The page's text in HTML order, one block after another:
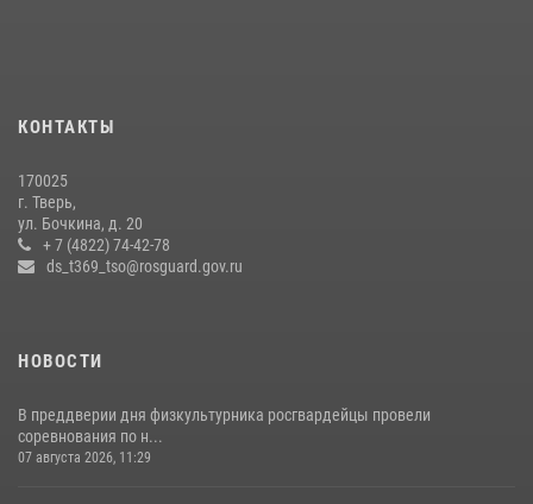
(видео)
Росгвардейцы оказали помощь водителю на дороге в городе Кашин
22 июля 2026, 08:35
КОНТАКТЫ
170025
г. Тверь,
ул. Бочкина, д. 20
+ 7 (4822) 74-42-78
ds_t369_tso@rosguard.gov.ru
НОВОСТИ
В преддверии дня физкультурника росгвардейцы провели
соревнования по н...
07 августа 2026, 11:29